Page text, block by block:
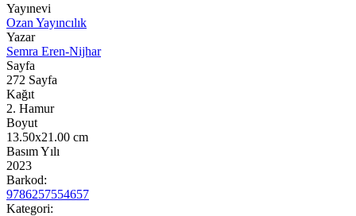
Yayınevi
Ozan Yayıncılık
Yazar
Semra Eren-Nijhar
Sayfa
272 Sayfa
Kağıt
2. Hamur
Boyut
13.50x21.00 cm
Basım Yılı
2023
Barkod:
9786257554657
Kategori: